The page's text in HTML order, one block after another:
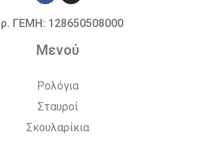
ΓΕΜΗ: 128650508000
Μενού
Ρολόγια
Σταυροί
Σκουλαρίκια